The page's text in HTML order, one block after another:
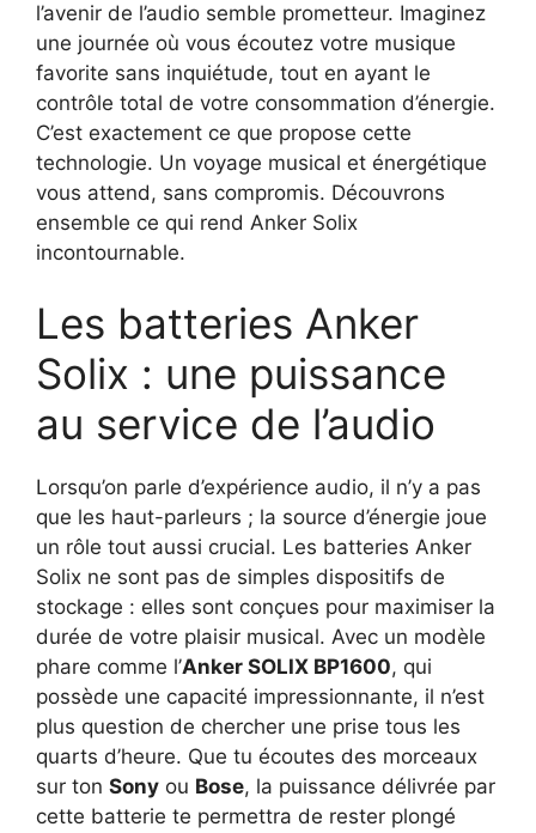
l’avenir de l’audio semble prometteur. Imaginez
une journée où vous écoutez votre musique
favorite sans inquiétude, tout en ayant le
contrôle total de votre consommation d’énergie.
C’est exactement ce que propose cette
technologie. Un voyage musical et énergétique
vous attend, sans compromis. Découvrons
ensemble ce qui rend Anker Solix
incontournable.
Les batteries Anker
Solix : une puissance
au service de l’audio
Lorsqu’on parle d’expérience audio, il n’y a pas
que les haut-parleurs ; la source d’énergie joue
un rôle tout aussi crucial. Les batteries Anker
Solix ne sont pas de simples dispositifs de
stockage : elles sont conçues pour maximiser la
durée de votre plaisir musical. Avec un modèle
phare comme l’Anker SOLIX BP1600, qui
possède une capacité impressionnante, il n’est
plus question de chercher une prise tous les
quarts d’heure. Que tu écoutes des morceaux
sur ton Sony ou Bose, la puissance délivrée par
cette batterie te permettra de rester plongé